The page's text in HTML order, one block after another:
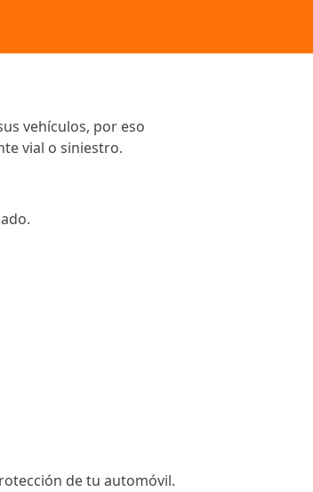
vehículos, por eso
vial o siniestro.
de tu automóvil.